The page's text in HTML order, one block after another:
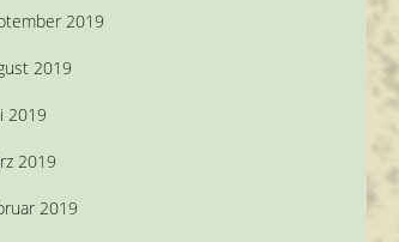
2019
2019
2019
2019
2019